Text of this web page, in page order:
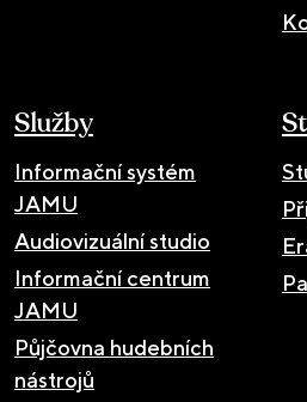
Služby
Informační systém
JAMU
Audiovizuální studio
Informační centrum
JAMU
Půjčovna hudebních
nástrojů